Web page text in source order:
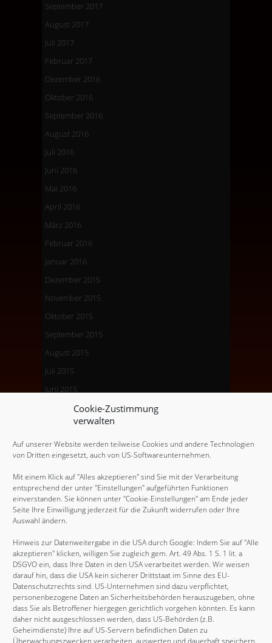
Cookie-Zustimmung
verwalten
Auf unserer Website werden teilweise Cookies und andere Technologien
von Dritten eingesetzt, auch von US-Softwareunternehmen.
Mit einem Klick auf "Alles akzeptieren" sind Sie mit der Verarbeitung
entsprechend der unter "Einstellungen" aufgeführten Funktionen
einverstanden. Sie können unter "Cookie-Einstellungen" am Ende jeder
Seite Ihre Einwilligung jederzeit für die Zukunft widerrufen oder Ihre
Auswahl ändern.
Hinweis zur Datenweitergabe in die USA durch Google: Indem Sie auf "Alle
akzeptieren" klicken, willigen Sie zugleich gem. Art. 49 Abs. 1 S. 1 lit. a
DSGVO ein, dass Ihre Daten in den USA verarbeitet werden. Wir weisen
darauf hin, dass die USA kein sicherer Drittstaat im Sinne des EU-
Datenschutzrechts sind. US-Unternehmen sind dazu verpflichtet,
personenbezogene Daten an Sicherheitsbehörden herauszugeben, ohne
dass Sie als Betroffener hiergegen gerichtlich vorgehen könnten. Es kann
daher nicht ausgeschlossen werden, dass US-Behörden (z.B.
Geheimdienste) Ihre auf US-Servern befindlichen Daten zu
Überwachungszwecken verarbeiten, auswerten und dauerhaft speichern.
September 2017
August 2017
Juli 2017
Februar 2017
Dezember 2016
Oktober 2016
September 2016
August 2016
Juli 2016
Juni 2016
Mai 2016
April 2016
März 2016
Februar 2016
Januar 2016
Dezember 2015
November 2015
Oktober 2015
September 2015
August 2015
Juli 2015
Juni 2015
Mai 2015
April 2015
März 2015
Dezember 2014
November 2014
August 2014
Mai 2014
Juni 2012
Juni 2011
Februar 2011
November 2010
August 2009